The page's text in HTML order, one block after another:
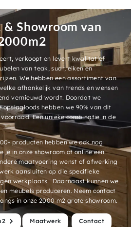
Showroom van
verkoopt en levert kwalitatief
van teak, suar, eiken en
We hebben een assortiment van
afhankelijk van trends en wensen
vernieuwd wordt. Doordat we
opslagloods hebben we 90% van dit
Een unieke combinatie in de
producten hebben we ook nog
je in onze showroom of online een
maatvoering wenst of afwerking
aansluiten op die specifieke
werkplaats. Daarnaast kunnen we
meubels produceren. Neem contact
in onze 2000 m2 grote showroom.
Maatwerk Contact